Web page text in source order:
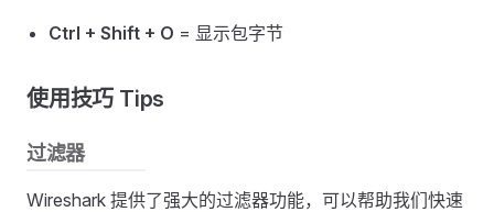
Ctrl + Shift + O = 显示包字节
使用技巧 Tips
过滤器
Wireshark 提供了强大的过滤器功能，可以帮助我们快速